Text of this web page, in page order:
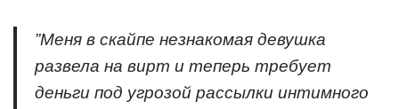
”Меня в скайпе незнакомая девушка
развела на вирт и теперь требует
деньги под угрозой рассылки интимного